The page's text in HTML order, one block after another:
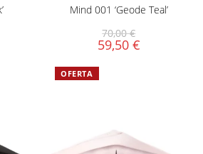
Mind 001 ‘Geode Teal’
70,00€
59,50 €
OFERTA